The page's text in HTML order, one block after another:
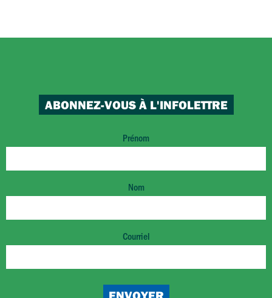
ABONNEZ-VOUS À L'INFOLETTRE
Prénom
Nom
Courriel